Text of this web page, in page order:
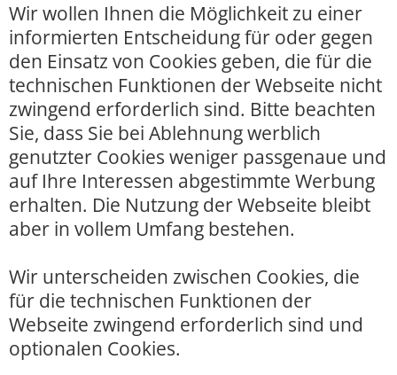
Wir wollen Ihnen die Möglichkeit zu einer
informierten Entscheidung für oder gegen
den Einsatz von Cookies geben, die für die
technischen Funktionen der Webseite nicht
zwingend erforderlich sind. Bitte beachten
Sie, dass Sie bei Ablehnung werblich
genutzter Cookies weniger passgenaue und
auf Ihre Interessen abgestimmte Werbung
erhalten. Die Nutzung der Webseite bleibt
aber in vollem Umfang bestehen.
Wir unterscheiden zwischen Cookies, die
für die technischen Funktionen der
Webseite zwingend erforderlich sind und
optionalen Cookies.